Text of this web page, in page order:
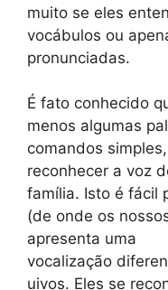
muito se eles
vocábulos ou
pronunciadas.
É fato conhecido
menos algumas
comandos
reconhecer a voz
família. Isto é fácil
(de onde os
apresenta uma
vocalização
uivos. Eles se